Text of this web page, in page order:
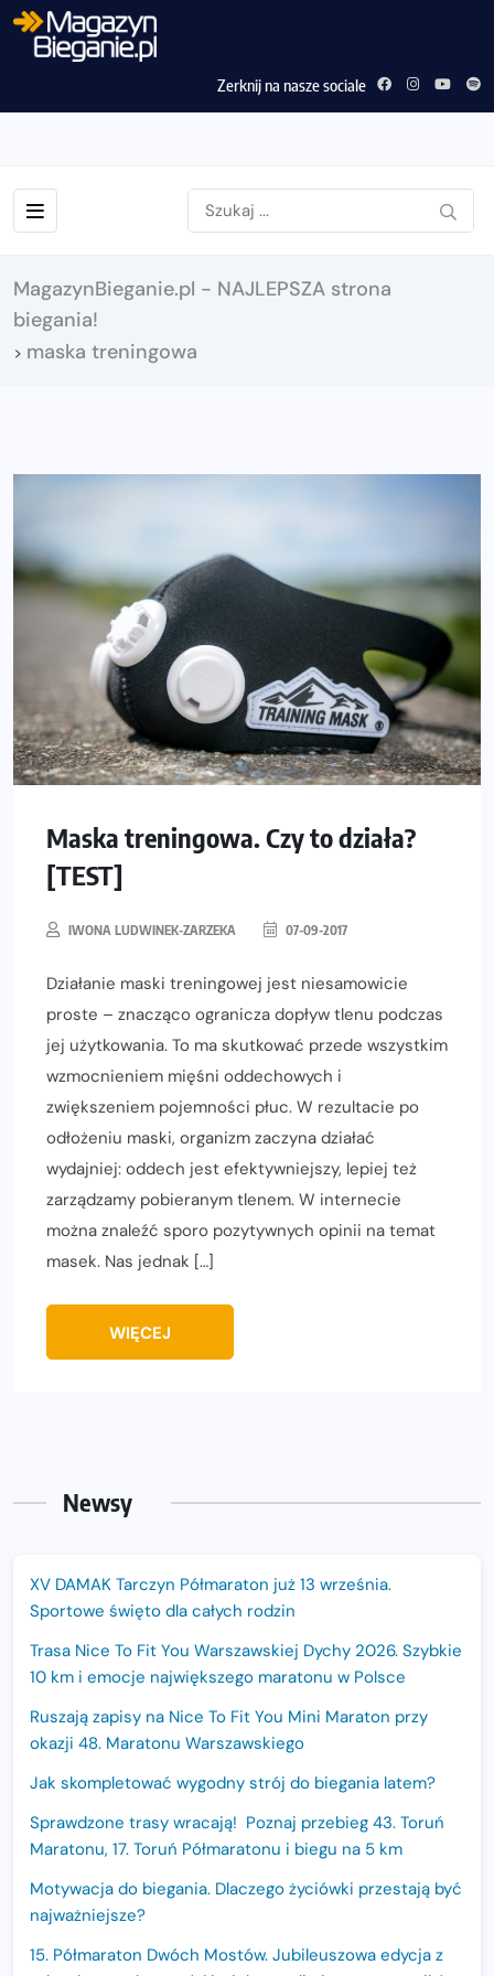
Zerknij na nasze sociale
MagazynBieganie.pl - NAJLEPSZA strona
biegania!
> maska treningowa
Maska treningowa. Czy to działa?
[TEST]
IWONA LUDWINEK-ZARZEKA 07-09-2017
Działanie maski treningowej jest niesamowicie
proste – znacząco ogranicza dopływ tlenu podczas
jej użytkowania. To ma skutkować przede wszystkim
wzmocnieniem mięśni oddechowych i
zwiększeniem pojemności płuc. W rezultacie po
odłożeniu maski, organizm zaczyna działać
wydajniej: oddech jest efektywniejszy, lepiej też
zarządzamy pobieranym tlenem. W internecie
można znaleźć sporo pozytywnych opinii na temat
masek. Nas jednak […]
WIĘCEJ
Newsy
XV DAMAK Tarczyn Półmaraton już 13 września.
Sportowe święto dla całych rodzin
Trasa Nice To Fit You Warszawskiej Dychy 2026. Szybkie
10 km i emocje największego maratonu w Polsce
Ruszają zapisy na Nice To Fit You Mini Maraton przy
okazji 48. Maratonu Warszawskiego
Jak skompletować wygodny strój do biegania latem?
Sprawdzone trasy wracają! Poznaj przebieg 43. Toruń
Maratonu, 17. Toruń Półmaratonu i biegu na 5 km
Motywacja do biegania. Dlaczego życiówki przestają być
najważniejsze?
15. Półmaraton Dwóch Mostów. Jubileuszowa edycja z